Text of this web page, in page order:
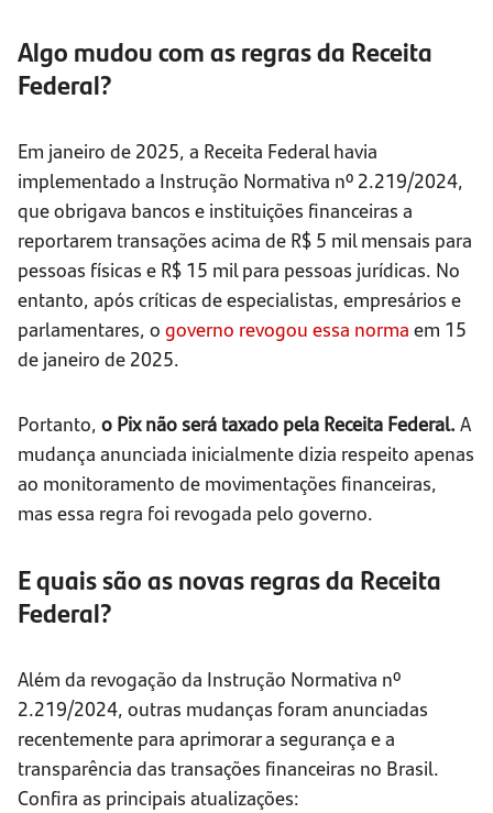
Algo mudou com as regras da Receita
Federal?
Em janeiro de 2025, a Receita Federal havia
implementado a Instrução Normativa nº 2.219/2024,
que obrigava bancos e instituições financeiras a
reportarem transações acima de R$ 5 mil mensais para
pessoas físicas e R$ 15 mil para pessoas jurídicas. No
entanto, após críticas de especialistas, empresários e
parlamentares, o governo revogou essa norma em 15
de janeiro de 2025.
Portanto, o Pix não será taxado pela Receita Federal. A
mudança anunciada inicialmente dizia respeito apenas
ao monitoramento de movimentações financeiras,
mas essa regra foi revogada pelo governo.
E quais são as novas regras da Receita
Federal?
Além da revogação da Instrução Normativa nº
2.219/2024, outras mudanças foram anunciadas
recentemente para aprimorar a segurança e a
transparência das transações financeiras no Brasil.
Confira as principais atualizações: